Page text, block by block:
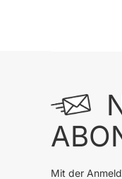
Mit der